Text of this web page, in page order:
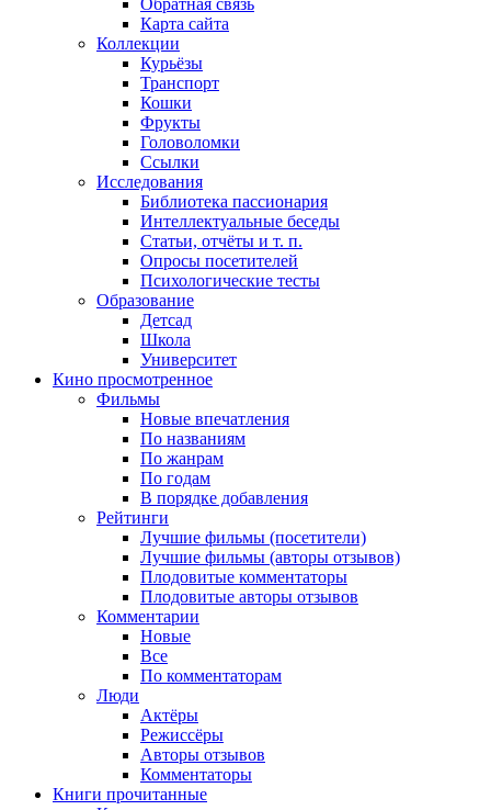
Карта сайта
Коллекции
Курьёзы
Транспорт
Кошки
Фрукты
Головоломки
Ссылки
Исследования
Библиотека пассионария
Интеллектуальные беседы
Статьи, отчёты и т. п.
Опросы посетителей
Психологические тесты
Образование
Детсад
Школа
Университет
Кино просмотренное
Фильмы
Новые впечатления
По названиям
По жанрам
По годам
В порядке добавления
Рейтинги
Лучшие фильмы (посетители)
Лучшие фильмы (авторы отзывов)
Плодовитые комментаторы
Плодовитые авторы отзывов
Комментарии
Новые
Все
По комментаторам
Люди
Актёры
Режиссёры
Авторы отзывов
Комментаторы
Книги прочитанные